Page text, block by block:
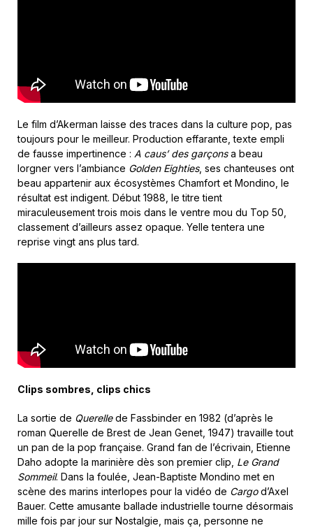
Le film d’Akerman laisse des traces dans la culture pop, pas
toujours pour le meilleur. Production effarante, texte empli
de fausse impertinence : A caus’ des garçonsa beau
lorgner vers l’ambiance Golden Eighties, ses chanteuses ont
beau appartenir aux écosystèmes Chamfort et Mondino, le
résultat est indigent. Début 1988, le titre tient
miraculeusement trois mois dans le ventre mou du Top 50,
classement d’ailleurs assez opaque. Yelle tentera une
reprise vingt ans plus tard.
Clips sombres, clips chics
La sortie de Querellede Fassbinder en 1982 (d’après le
roman Querelle de Brest de Jean Genet, 1947) travaille tout
un pan de la pop française. Grand fan de l’écrivain, Etienne
Daho adopte la marinière dès son premier clip, Le Grand
Sommeil. Dans la foulée, Jean-Baptiste Mondino met en
scène des marins interlopes pour la vidéo de Cargod’Axel
Bauer. Cette amusante ballade industrielle tourne désormais
mille fois par jour sur Nostalgie, mais ça, personne ne